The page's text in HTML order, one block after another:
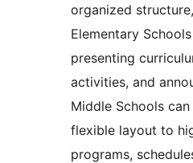
organized
Elementary
presenting
activities, and
Middle Schools
flexible layout to
programs,